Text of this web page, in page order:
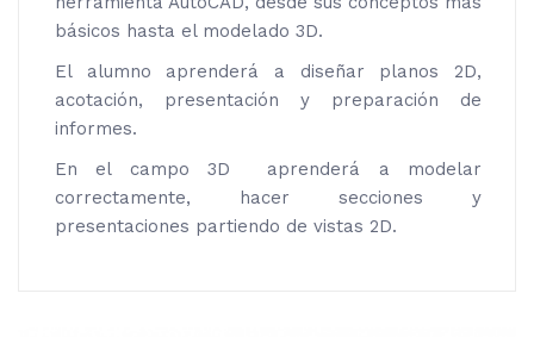
básicos hasta el modelado 3D.
El alumno aprenderá a diseñar planos 2D,
acotación, presentación y preparación de
informes.
En el campo 3D aprenderá a modelar
correctamente, hacer secciones y
presentaciones partiendo de vistas 2D.